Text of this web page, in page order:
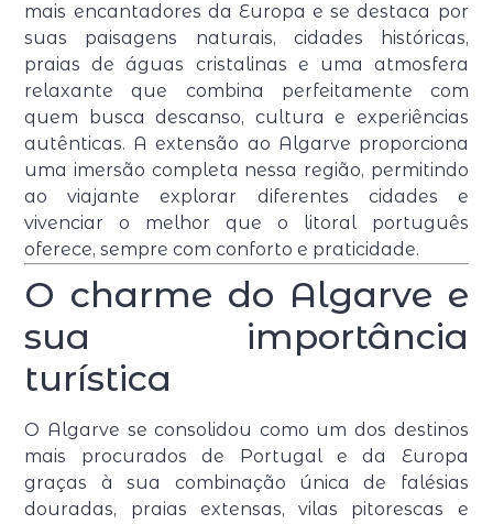
mais encantadores da Europa e se destaca por
suas paisagens naturais, cidades históricas,
praias de águas cristalinas e uma atmosfera
relaxante que combina perfeitamente com
quem busca descanso, cultura e experiências
autênticas. A extensão ao Algarve proporciona
uma imersão completa nessa região, permitindo
ao viajante explorar diferentes cidades e
vivenciar o melhor que o litoral português
oferece, sempre com conforto e praticidade.
O charme do Algarve e
sua importância
turística
O Algarve se consolidou como um dos destinos
mais procurados de Portugal e da Europa
graças à sua combinação única de falésias
douradas, praias extensas, vilas pitorescas e